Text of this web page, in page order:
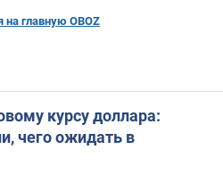
на главную OBOZ
курсу доллара:
чего ожидать в